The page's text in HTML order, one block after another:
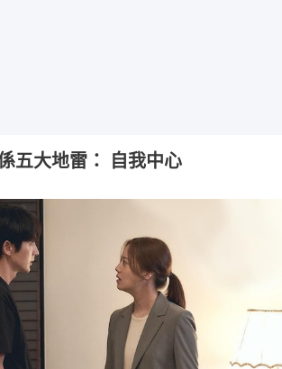
五大地雷： 自我中心